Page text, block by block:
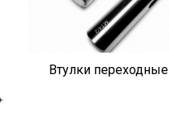
Втулки переходные